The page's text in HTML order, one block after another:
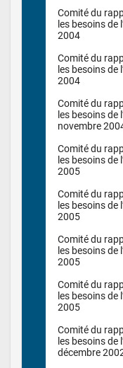
Comité du
les besoins de
2004
Comité du
les besoins
2004
Comité du
les besoins de
novembre
Comité du
les besoins de
2005
Comité du
les besoins
2005
Comité du
les besoins de
2005
Comité du
les besoins de
2005
Comité du
les besoins de
décembre